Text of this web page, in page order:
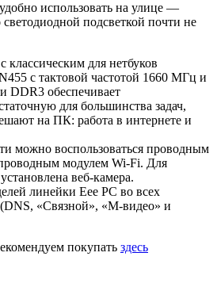
использовать на улице —
подсветкой почти не
классическим для нетбуков
с тактовой частотой 1660 МГц и
DDR3 обеспечивает
для большинства задач,
на ПК: работа в интернете и
можно воспользоваться проводным
модулем Wi-Fi. Для
веб-камера.
линейки Еее PC во всех
«Связной», «М-видео» и
покупать здесь